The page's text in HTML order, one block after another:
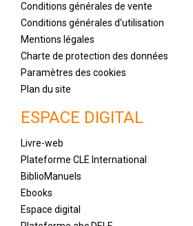
Conditions générales de vente
Conditions générales d'utilisation
Mentions légales
Charte de protection des données
Paramètres des cookies
Plan du site
ESPACE DIGITAL
Livre-web
Plateforme CLE International
BiblioManuels
Ebooks
Espace digital